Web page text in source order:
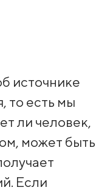
источнике
то есть мы
ли человек,
может быть
Если